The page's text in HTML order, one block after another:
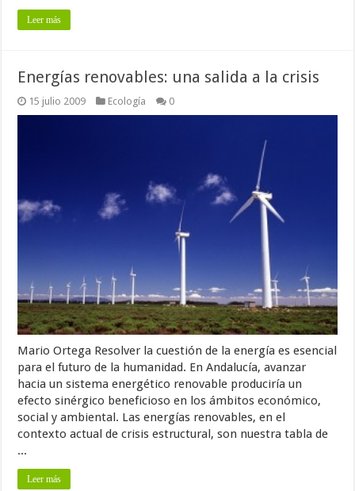
Leer más
Energías renovables: una salida a la crisis
15 julio 2009 Ecología 0
Mario Ortega Resolver la cuestión de la energía es esencial
para el futuro de la humanidad. En Andalucía, avanzar
hacia un sistema energético renovable produciría un
efecto sinérgico beneficioso en los ámbitos económico,
social y ambiental. Las energías renovables, en el
contexto actual de crisis estructural, son nuestra tabla de
...
Leer más